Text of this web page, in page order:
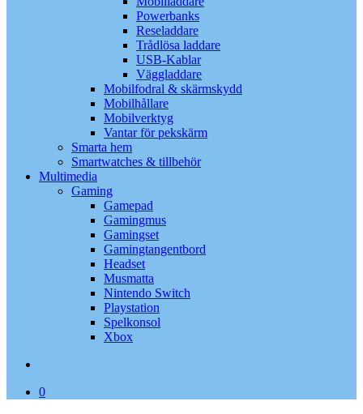
Powerbanks
Reseladdare
Trådlösa laddare
USB-Kablar
Väggladdare
Mobilfodral & skärmskydd
Mobilhållare
Mobilverktyg
Vantar för pekskärm
Smarta hem
Smartwatches & tillbehör
Multimedia
Gaming
Gamepad
Gamingmus
Gamingset
Gamingtangentbord
Headset
Musmatta
Nintendo Switch
Playstation
Spelkonsol
Xbox
0